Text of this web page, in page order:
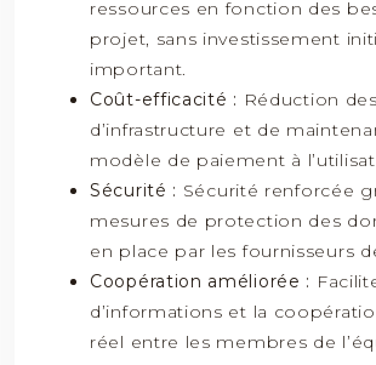
ressources en fonction des
projet, sans investissement
important.
Coût-efficacité : Réduction
d’infrastructure et de
modèle de paiement à
Sécurité : Sécurité renforcée
mesures de protection des
en place par les fournisseurs
Coopération améliorée :
d’informations et la
réel entre les membres de